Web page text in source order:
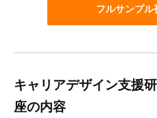
フルサンプ
キャリアデザイン支援
座の内容